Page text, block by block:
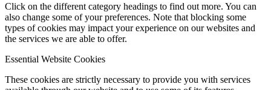
Click on the different category headings to find out more. You can
also change some of your preferences. Note that blocking some
types of cookies may impact your experience on our websites and
the services we are able to offer.
Essential Website Cookies
These cookies are strictly necessary to provide you with services